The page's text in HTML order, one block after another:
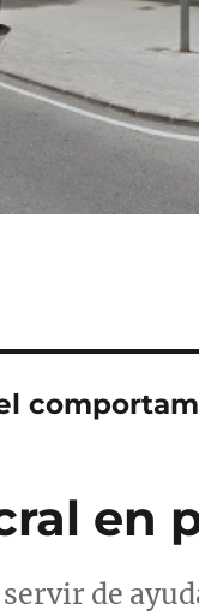
en
de